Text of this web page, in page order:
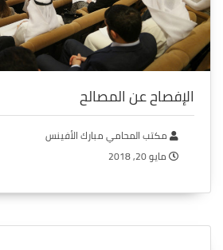
الإفصاح عن المصالح
مكتب المحامي مبارك الأفينس
مايو 20, 2018